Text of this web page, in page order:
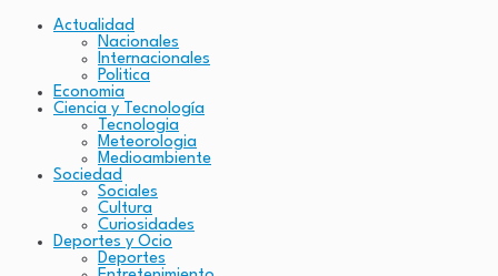
Actualidad
Nacionales
Internacionales
Politica
Economia
Ciencia y Tecnología
Tecnologia
Meteorologia
Medioambiente
Sociedad
Sociales
Cultura
Curiosidades
Deportes y Ocio
Deportes